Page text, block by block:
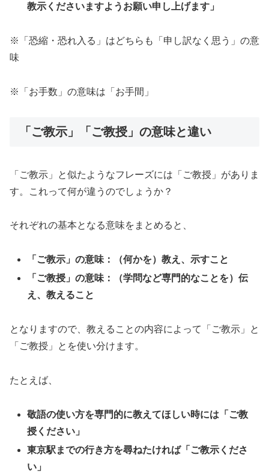
教示くださいますようお願い申し上げます」
※「恐縮・恐れ入る」はどちらも「申し訳なく思う」の意
味
※「お手数」の意味は「お手間」
「ご教示」「ご教授」の意味と違い
「ご教示」と似たようなフレーズには「ご教授」がありま
す。これって何が違うのでしょうか？
それぞれの基本となる意味をまとめると、
「ご教示」の意味：（何かを）教え、示すこと
「ご教授」の意味：（学問など専門的なことを）伝
え、教えること
となりますので、教えることの内容によって「ご教示」と
「ご教授」とを使い分けます。
たとえば、
敬語の使い方を専門的に教えてほしい時には「ご教
授ください」
東京駅までの行き方を尋ねたければ「ご教示くださ
い」